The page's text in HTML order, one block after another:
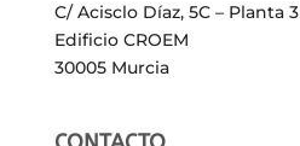
C/ Acisclo Díaz, 5C – Planta 3
Edificio CROEM
30005 Murcia